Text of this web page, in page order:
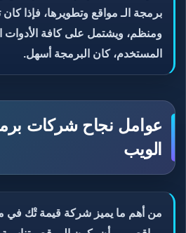
برمجة الـ مواقع وتطويرها، فإذا
ومنظم، ويشتمل على كافة الأدوات
المستخدم، كان البرمجة أسهل.
عوامل نجاح شركات
الويب
من أهم ما يميز شركة قيمة تْك في